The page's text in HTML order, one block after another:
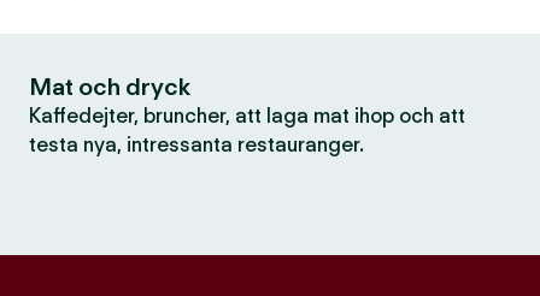
Mat och dryck
Kaffedejter, bruncher, att laga mat ihop och att
testa nya, intressanta restauranger.